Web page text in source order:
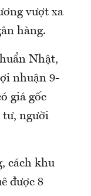
vượt xa
hàng.
Nhật,
nhuận 9-
giá gốc
tư, người
cách khu
được 8